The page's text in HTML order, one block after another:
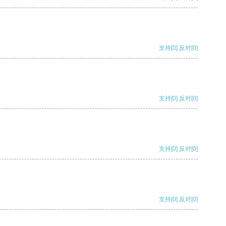
支持[0] 反对[0]
支持[0] 反对[0]
支持[0] 反对[0]
支持[0] 反对[0]